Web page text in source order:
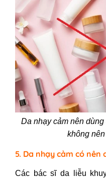
Da nhạy cảm nên
không
5. Da nhạy cảm có nên
Các bác sĩ da liễu